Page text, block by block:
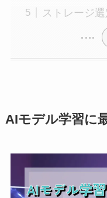
ストレージ
AIモデル学習に